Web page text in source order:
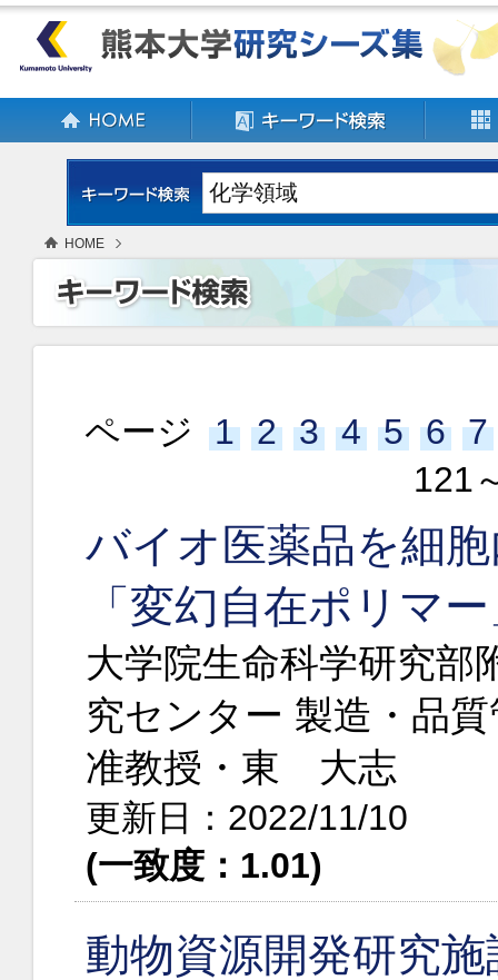
HOME
ページ 1 2 3 4 5 6 7
121
バイオ医薬品を細
「変幻自在ポリマ
大学院生命科学研究部
究センター 製造・品
准教授・東 大志
更新日：2022/11/10
(一致度：1.01)
動物資源開発研究